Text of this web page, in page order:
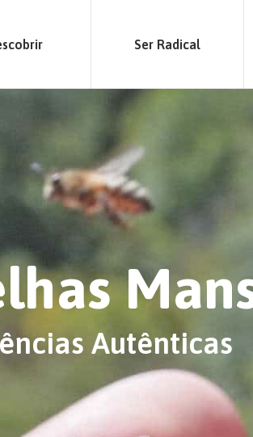
Ser Radical
Autênticas